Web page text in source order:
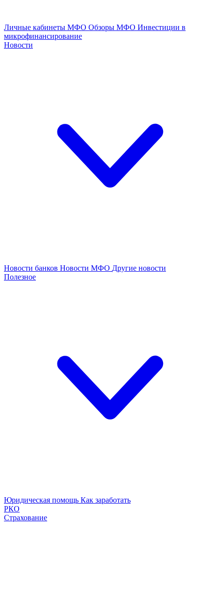
Личные кабинеты МФО Обзоры МФО Инвестиции в
микрофинансирование
Новости
Новости банков Новости МФО Другие новости
Полезное
Юридическая помощь Как заработать
РКО
Страхование